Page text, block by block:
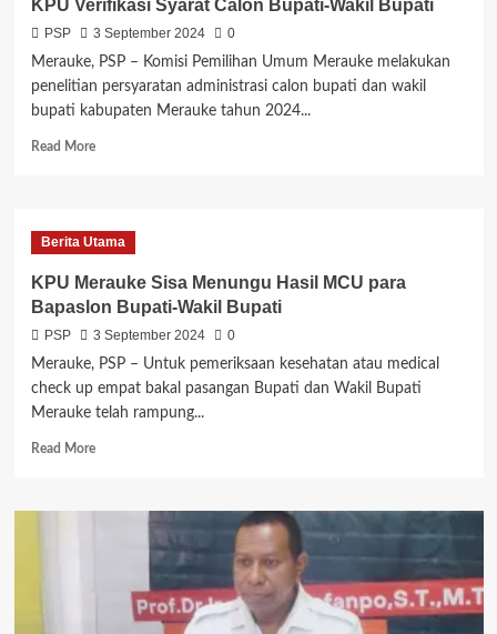
Informasi
Kampung
Berbasis
Masyarakat
dapat
KPU Verifikasi Syarat Calon Bupati-Wakil Bupati
PSP 3 September 2024
0
Merauke, PSP – Komisi Pemilihan Umum Merauke melakukan
penelitian persyaratan administrasi calon bupati dan wakil
bupati kabupaten Merauke tahun 2024...
Read MoreRead
Syarat
Bupati-
Wakil
Bupati
Berita Utama
KPU Merauke Sisa Menungu Hasil MCU para
Bapaslon Bupati-Wakil Bupati
PSP 3 September 2024
0
Merauke, PSP – Untuk pemeriksaan kesehatan atau medical
check up empat bakal pasangan Bupati dan Wakil Bupati
Merauke telah rampung...
Read MoreRead
KPU